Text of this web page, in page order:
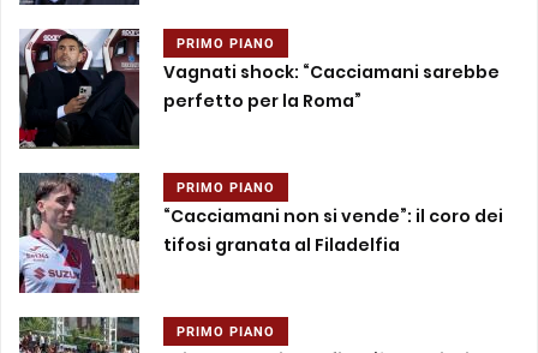
PRIMO PIANO
Vagnati shock: “Cacciamani sarebbe
perfetto per la Roma”
PRIMO PIANO
“Cacciamani non si vende”: il coro dei
tifosi granata al Filadelfia
PRIMO PIANO